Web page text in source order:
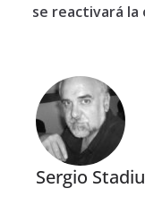
se reactivará la
Sergio